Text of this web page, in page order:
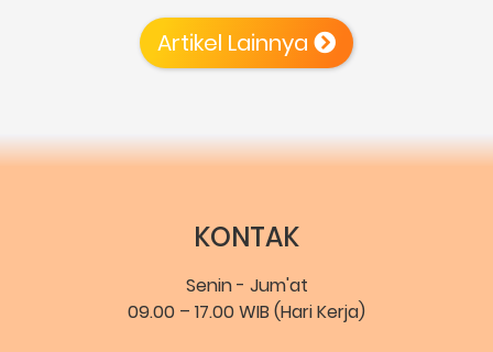
Artikel Lainnya
KONTAK
Senin - Jum'at
09.00 – 17.00 WIB (Hari Kerja)